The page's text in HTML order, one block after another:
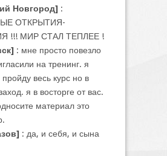
Новгород] :
ОТКРЫТИЯ-
!!! МИР СТАЛ ТЕПЛЕЕ !
: мне просто повезло
на тренинг. я
весь курс но в
я в восторге от вас.
материал это
: да, и себя, и сына